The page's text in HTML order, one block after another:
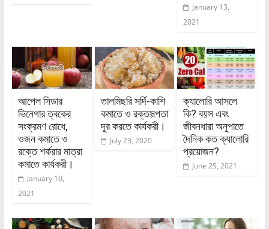
January 13,
2021
আপেল সিডার
ভিনেগার ত্বকের
সংক্রমণ রোধে,
ওজন কমাতে ও
রক্তে শর্করার মাত্রা
কমাতে কার্যকরী।
January 10,
2021
তালমিছরি সর্দি-কাশি
কমাতে ও রক্তসল্পতা
দূর করতে কার্যকরী।
July 23, 2020
ক্যালোরি আসলে
কি? বয়স এবং
জীবনধারা অনুপাতে
দৈনিক কত ক্যালোরি
প্রয়োজন?
June 25, 2021